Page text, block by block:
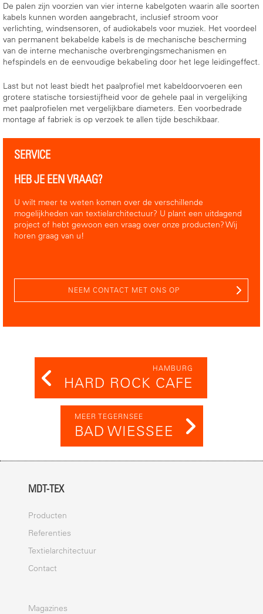
De palen zijn voorzien van vier interne kabelgoten waarin alle soorten
kabels kunnen worden aangebracht, inclusief stroom voor
verlichting, windsensoren, of audiokabels voor muziek. Het voordeel
van permanent bekabelde kabels is de mechanische bescherming
van de interne mechanische overbrengingsmechanismen en
hefspindels en de eenvoudige bekabeling door het lege leidingeffect.
Last but not least biedt het paalprofiel met kabeldoorvoeren een
grotere statische torsiestijfheid voor de gehele paal in vergelijking
met paalprofielen met vergelijkbare diameters. Een voorbedrade
montage af fabriek is op verzoek te allen tijde beschikbaar.
SERVICE
HEB JE EEN VRAAG?
U wilt meer te weten komen over de verschillende
mogelijkheden van textielarchitectuur? U plant een uitdagend
project of hebt gewoon een vraag over onze producten? Wij
horen graag van u!
NEEM CONTACT MET ONS OP
HAMBURG
HARD ROCK CAFE
MEER TEGERNSEE
BAD WIESSEE
MDT-TEX
Producten
Referenties
Textielarchitectuur
Contact
Magazines